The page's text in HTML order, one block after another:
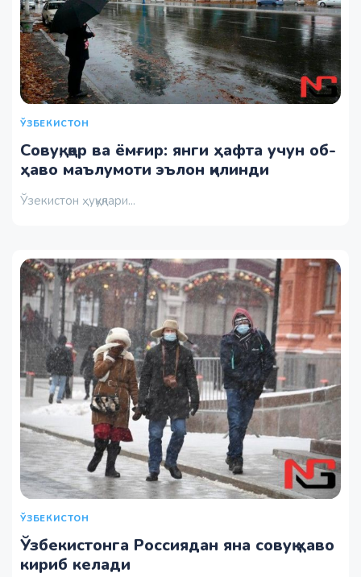
ЎЗБЕКИСТОН
Совуқ, қор ва ёмғир: янги ҳафта учун об-
ҳаво маълумоти эълон қилинди
Ўзекистон ҳуқуқлари...
ЎЗБЕКИСТОН
Ўзбекистонга Россиядан яна совуқ ҳаво
кириб келади